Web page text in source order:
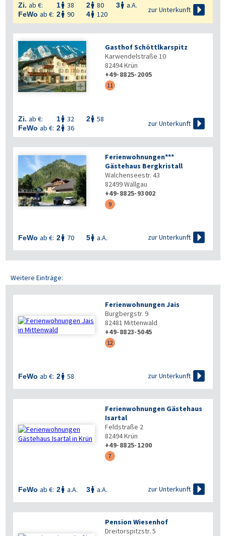
Zi. ab €: 1 38 2 80 3 a.A.
FeWo ab €: 2 90 4 120
zur Unterkunft 

Gasthof Schöttlkarspitz
Karwendelstraße 10
82494Krün
+49-8825-2005
11
Zi. ab €: 1 32 2 58
FeWo ab €: 2 36
zur Unterkunft 
Ferienwohnungen***
Gästehaus Bergkristall
Walchenseestr. 43
82499Wallgau
+49-8825-93002
9
FeWo ab €: 2 70 5 a.A. zur Unterkunft 
Weitere Einträge:
Ferienwohnungen Jais
Burgbergstr. 9
82481 Mittenwald
+49-8823-5045
12
FeWo ab €: 2 58 zur Unterkunft 
Ferienwohnungen Gästehaus
Isartal
Feldstraße 2
82494Krün
+49-8825-1200
7
FeWo ab €: 2 a.A. 3 a.A. zur Unterkunft 
Pension Wiesenhof
Dreitorspitzstr. 5